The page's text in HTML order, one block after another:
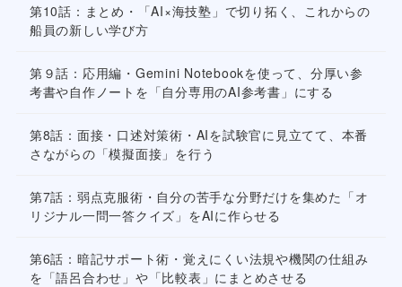
第10話：まとめ・「AI×海技塾」で切り拓く、これからの
船員の新しい学び方
第９話：応用編・Gemini Notebookを使って、分厚い参
考書や自作ノートを「自分専用のAI参考書」にする
第8話：面接・口述対策術・AIを試験官に見立てて、本番
さながらの「模擬面接」を行う
第7話：弱点克服術・自分の苦手な分野だけを集めた「オ
リジナル一問一答クイズ」をAIに作らせる
第6話：暗記サポート術・覚えにくい法規や機関の仕組み
を「語呂合わせ」や「比較表」にまとめさせる